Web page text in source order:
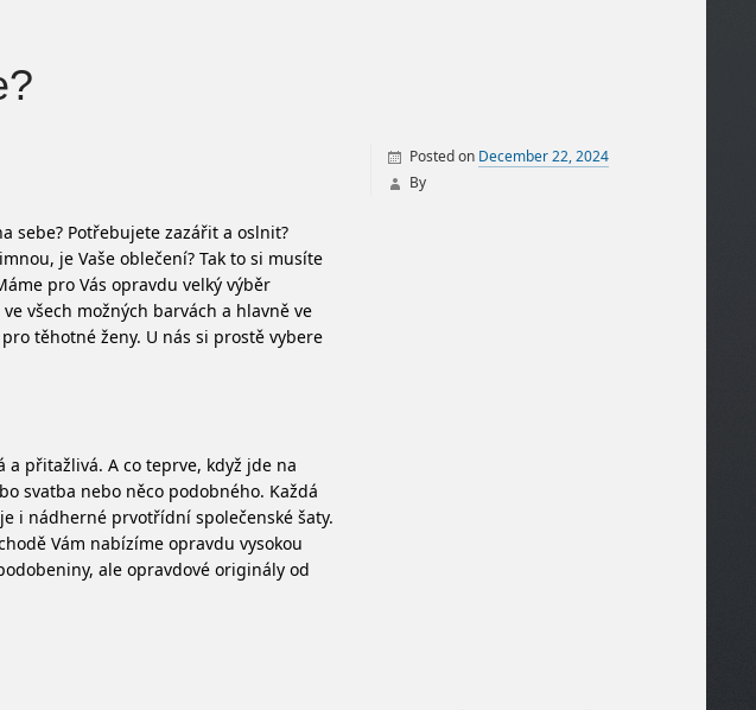
sebe? Potřebujete zazářit a oslnit?
je Vaše oblečení? Tak to si musíte
pro Vás opravdu velký výběr
všech možných barvách a hlavně ve
těhotné ženy. U nás si prostě vybere
přitažlivá. A co teprve, když jde na
svatba nebo něco podobného. Každá
i nádherné prvotřídní společenské šaty.
Vám nabízíme opravdu vysokou
ale opravdové originály od
Posted on December 22, 2024
By